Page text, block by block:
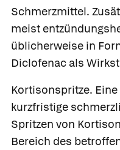
Schmerzmittel.
meist
üblicherweise in
Diclofenac als
Kortisonspritze.
kurzfristige
Spritzen von
Bereich des